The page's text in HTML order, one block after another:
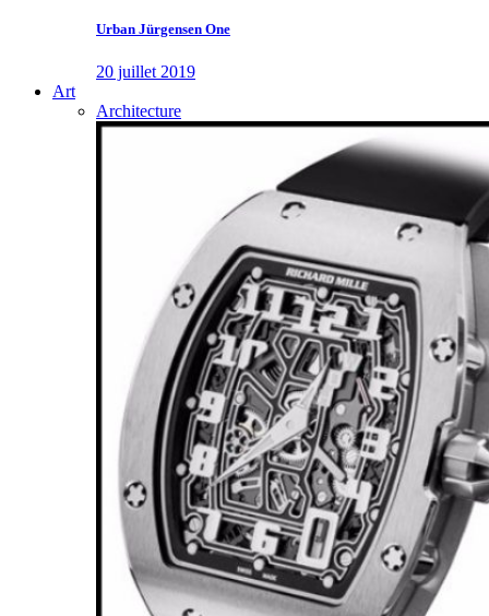
Urban Jürgensen One
20 juillet 2019
Art
Architecture